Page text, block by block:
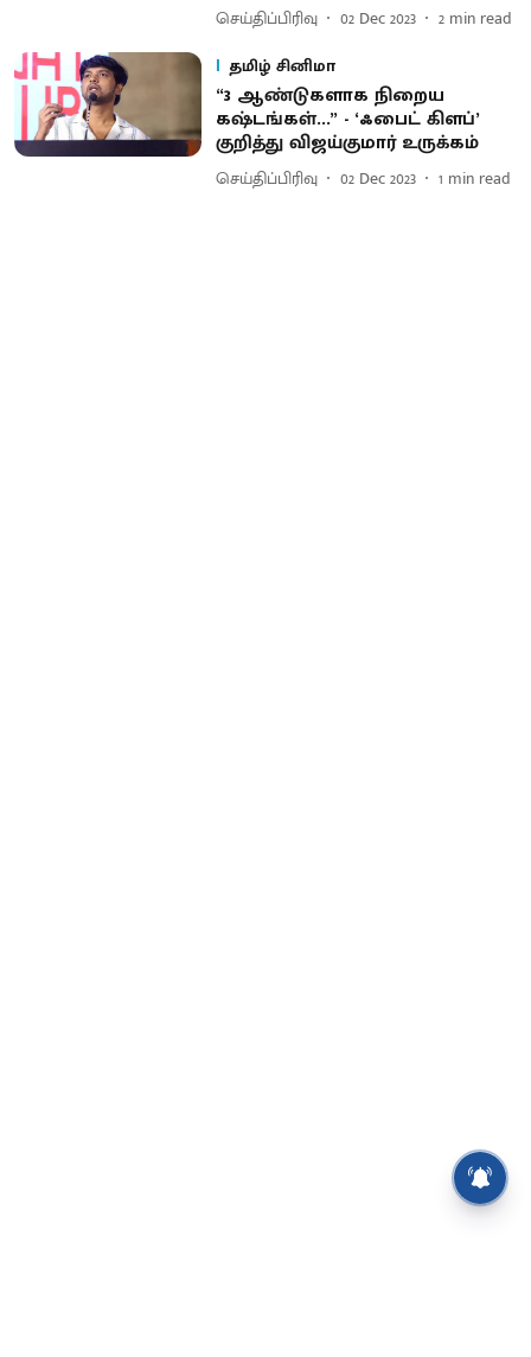
செய்திப்பிரிவு 02 Dec 2023 2 min read
தமிழ் சினிமா
“3 ஆண்டுகளாக நிறைய
கஷ்டங்கள்...” - ‘ஃபைட் கிளப்’
குறித்து விஜய்குமார் உருக்கம்
செய்திப்பிரிவு 02 Dec 2023 1 min read